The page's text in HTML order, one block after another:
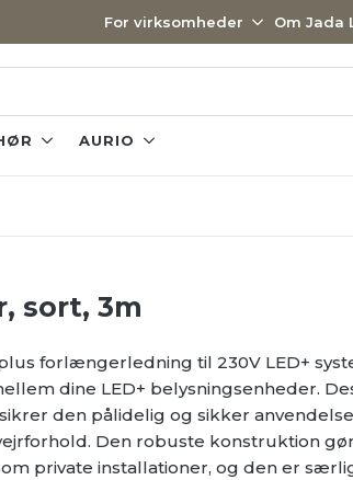
For virksomheder Om Jada
AURIO
sort, 3m
forlængerledning til 230V LED+
dine LED+ belysningsenheder.
den pålidelig og sikker
Den robuste konstruktion
private installationer, og den er